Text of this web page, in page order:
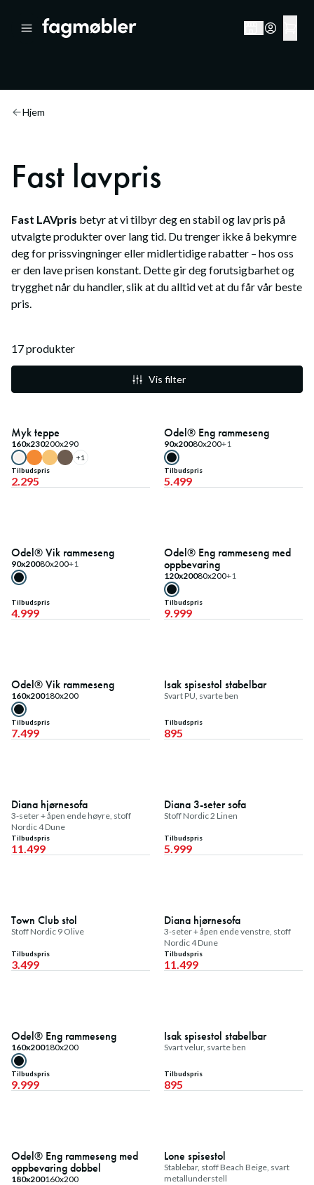
Hjem
Fast lavpris
Fast LAVpris betyr at vi tilbyr deg en stabil og lav pris på
utvalgte produkter over lang tid. Du trenger ikke å bekymre
deg for prissvingninger eller midlertidige rabatter – hos oss
er den lave prisen konstant. Dette gir deg forutsigbarhet og
trygghet når du handler, slik at du alltid vet at du får vår beste
pris.
17produkter
Vis filter
Fast lavpris
Myk teppe
160x230200x290
+1
Tilbudspris
2.295
Fast lavpris
Odel® Eng rammeseng
90x20080x200+1
Tilbudspris
5.499
Fast lavpris
Odel® Vik rammeseng
90x20080x200+1
Tilbudspris
4.999
Fast lavpris
Odel® Eng rammeseng med
oppbevaring
120x20080x200+1
Tilbudspris
9.999
Fast lavpris
Odel® Vik rammeseng
160x200180x200
Tilbudspris
7.499
Fast lavpris
Isak spisestol stabelbar
Svart PU, svarte ben
Tilbudspris
895
Fast lavpris
Diana hjørnesofa
3-seter + åpen ende høyre, stoff
Nordic 4 Dune
Tilbudspris
11.499
Diana 3-seter sofa
Stoff Nordic 2 Linen
Tilbudspris
5.999
Fast lavpris
Town Club stol
Stoff Nordic 9 Olive
Tilbudspris
3.499
Fast lavpris
Diana hjørnesofa
3-seter + åpen ende venstre, stoff
Nordic 4 Dune
Tilbudspris
11.499
Fast lavpris
Odel® Eng rammeseng
160x200180x200
Tilbudspris
9.999
Fast lavpris
Isak spisestol stabelbar
Svart velur, svarte ben
Tilbudspris
895
Fast lavpris
Odel® Eng rammeseng med
oppbevaring dobbel
180x200160x200
Lone spisestol
Stablebar, stoff Beach Beige, svart
metallunderstell